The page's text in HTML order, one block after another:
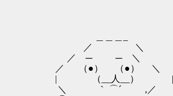
／ ＼
／ ─ ─ ＼ あ、
／ （●） （●） ＼
| （__人__） |
＼ ｀ ⌒´ ,／